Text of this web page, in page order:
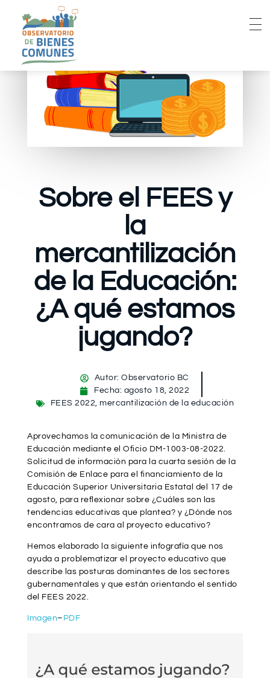
Sobre el FEES y
la
mercantilización
de la Educación:
¿A qué estamos
jugando?
Autor: Observatorio BC
Fecha: agosto 18, 2022
FEES 2022,mercantilización de la educación
Aprovechamos la comunicación de la Ministra de
Educación mediante el Oficio DM-1003-08-2022.
Solicitud de información para la cuarta sesión de la
Comisión de Enlace para el financiamiento de la
Educación Superior Universitaria Estatal del 17 de
agosto, para reflexionar sobre ¿Cuáles son las
tendencias educativas que plantea? y ¿Dónde nos
encontramos de cara al proyecto educativo?
Hemos elaborado la siguiente infografía que nos
ayuda a problematizar el proyecto educativo que
describe las posturas dominantes de los sectores
gubernamentales y que están orientando el sentido
del FEES 2022.
Imagen– PDF